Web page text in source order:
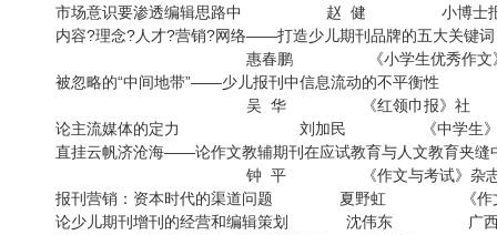
市场意识要渗透编辑思路中 赵 健 小
内容?理念?人才?营销?网络——打造少儿期刊品牌的五大关键词
惠春鹏 《小学生优秀作文》杂
被忽略的“中间地带”——少儿报刊中信息流动的不平
吴 华 《红领巾报》
论主流媒体的定力 刘加民 《中学生
直挂云帆济沧海——论作文教辅期刊在
钟 平 《作文与考试》杂
报刊营销：资本时代的渠道问题 夏野虹 《作
论少儿期刊增刊的经营和编辑策划 沈伟东 广